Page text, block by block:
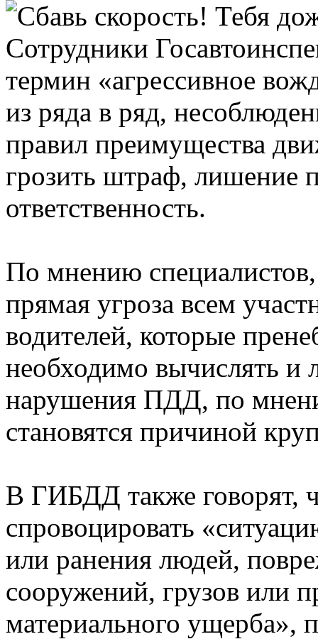
Сотрудники
термин «агрессивное
из ряда в ряд,
правил преимущества
грозить штраф, лишение
ответственность.
По мнению
прямая угроза всем
водителей, которые
необходимо вычислять и
нарушения ПДД, по
становятся причиной
В ГИБДД также говорят,
спровоцировать
или ранения людей,
сооружений, грузов или
материального ущерба»,